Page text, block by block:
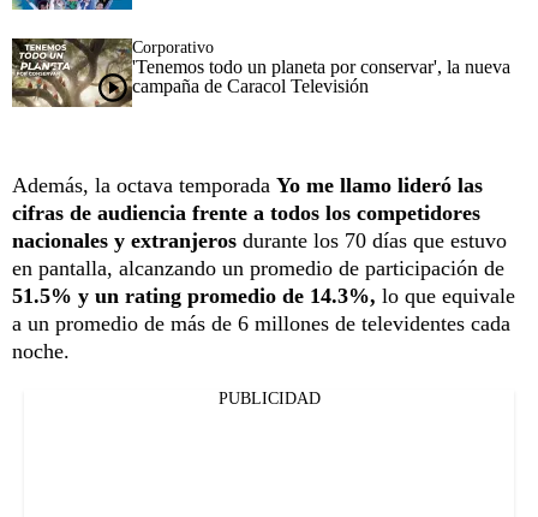
Corporativo
'Tenemos todo un planeta por conservar', la nueva
campaña de Caracol Televisión
Además, la octava temporada Yo me llamo lideró las
cifras de audiencia frente a todos los competidores
nacionales y extranjeros durante los 70 días que estuvo
en pantalla, alcanzando un promedio de participación de
51.5% y un rating promedio de 14.3%, lo que equivale
a un promedio de más de 6 millones de televidentes cada
noche.
PUBLICIDAD